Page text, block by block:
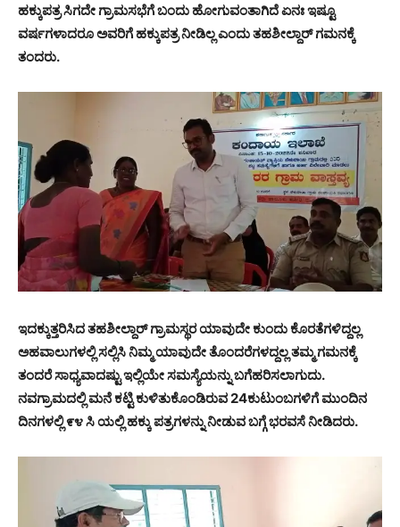
ಹಕ್ಕುಪತ್ರ ಸಿಗದೇ ಗ್ರಾಮಸಭೆಗೆ ಬಂದು ಹೋಗುವಂತಾಗಿದೆ ಏನಃ ಇಷ್ಟೂ
ವರ್ಷಗಳಾದರೂ ಅವರಿಗೆ ಹಕ್ಕುಪತ್ರ ನೀಡಿಲ್ಲ ಎಂದು ತಹಶೀಲ್ದಾರ್ ಗಮನಕ್ಕೆ
ತಂದರು.
ಇದಕ್ಕುತ್ತರಿಸಿದತಹಶೀಲ್ದಾರ್ಗ್ರಾಮಸ್ಥರಯಾವುದೇ ಕುಂದು ಕೊರತೆಗಳಿದ್ದಲ್ಲ
ಅಹವಾಲುಗಳಲ್ಲಿಸಲ್ಲಿಸಿನಿಮ್ಮಯಾವುದೇತೊಂದರೆಗಳದ್ದಲ್ಲತಮ್ಮಗಮನಕ್ಕೆ
ತಂದರೆಸಾಧ್ಯವಾದಷ್ಟುಇಲ್ಲಿಯೇಸಮಸ್ಯೆಯನ್ನುಬಗೆಹರಿಸಲಾಗುದು.
ನವಗ್ರಾಮದಲ್ಲಿಮನೆ ಕಟ್ಟಿಕುಳಿತುಕೊಂಡಿರುವ 24ಕುಟುಂಬಗಳಿಗೆಮುಂದಿನ
ದಿನಗಳಲ್ಲಿ೯೪ಸಿಯಲ್ಲಿಹಕ್ಕುಪತ್ರಗಳನ್ನುನೀಡುವಬಗ್ಗೆಭರವಸೆನೀಡಿದರು.